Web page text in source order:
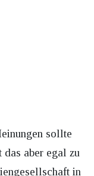
sollte
das aber egal zu
in